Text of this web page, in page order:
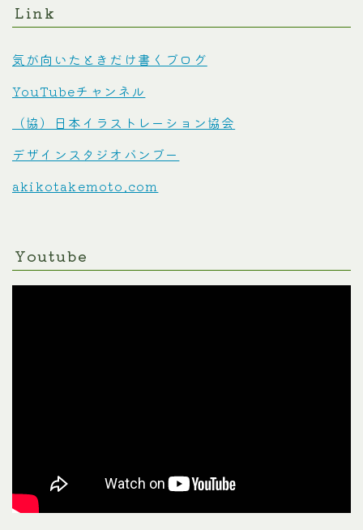
Link
気が向いたときだけ書くブログ
YouTubeチャンネル
（協）日本イラストレーション協会
デザインスタジオバンブー
akikotakemoto.com
Youtube